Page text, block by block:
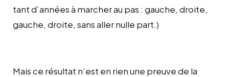
tant d’années à marcher au pas : gauche, droite,
gauche, droite, sans aller nulle part.)
Mais ce résultat n’est en rien une preuve de la